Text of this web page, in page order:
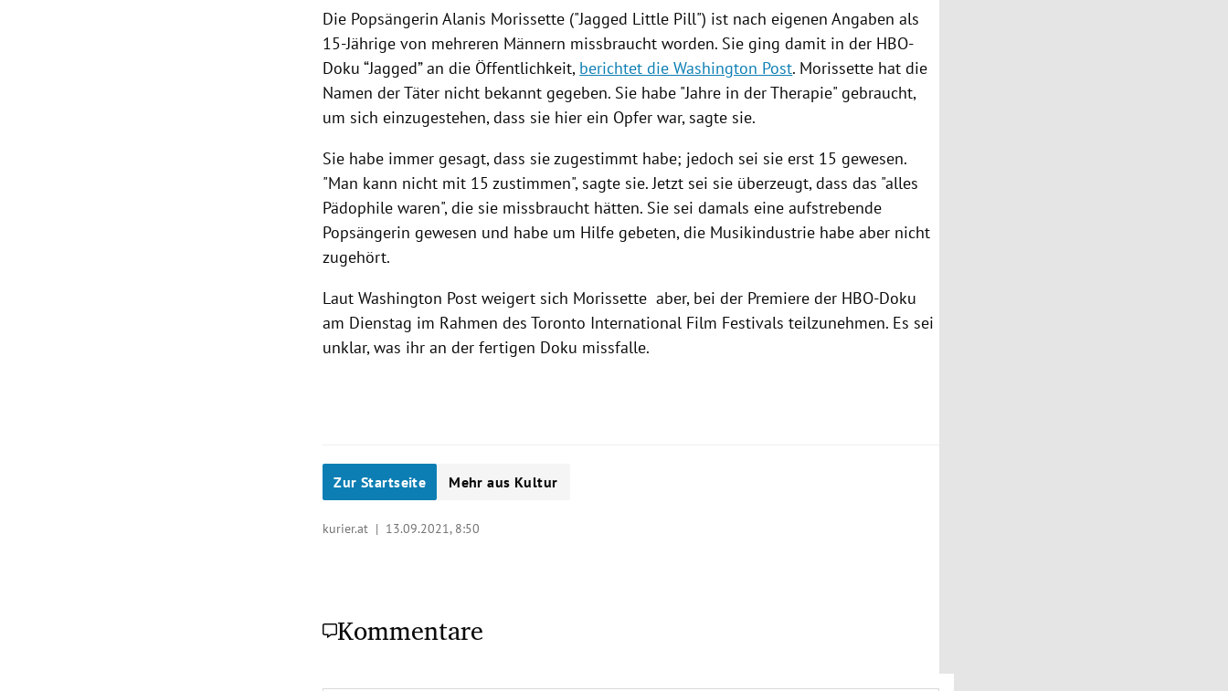
Die Popsängerin Alanis Morissette ("Jagged Little Pill") ist nach eigenen Angaben als
15-Jährige von mehreren Männern missbraucht worden. Sie ging damit in der HBO-
Doku “Jagged” an die Öffentlichkeit, berichtet die Washington Post. Morissette hat die
Namen der Täter nicht bekannt gegeben. Sie habe "Jahre in der Therapie" gebraucht,
um sich einzugestehen, dass sie hier ein Opfer war, sagte sie.
Sie habe immer gesagt, dass sie zugestimmt habe; jedoch sei sie erst 15 gewesen.
"Man kann nicht mit 15 zustimmen", sagte sie. Jetzt sei sie überzeugt, dass das "alles
Pädophile waren", die sie missbraucht hätten. Sie sei damals eine aufstrebende
Popsängerin gewesen und habe um Hilfe gebeten, die Musikindustrie habe aber nicht
zugehört.
Laut Washington Post weigert sich Morissette aber, bei der Premiere der HBO-Doku
am Dienstag im Rahmen des Toronto International Film Festivals teilzunehmen. Es sei
unklar, was ihr an der fertigen Doku missfalle.
Zur Startseite Mehr aus Kultur
kurier.at | 13.09.2021, 8:50
Kommentare